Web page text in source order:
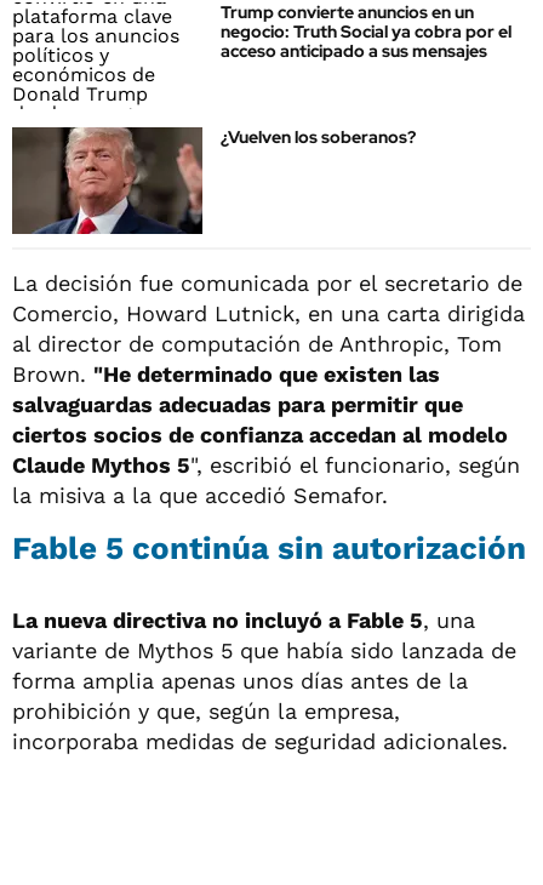
Trump convierte anuncios en un
negocio: Truth Social ya cobra por el
acceso anticipado a sus mensajes
¿Vuelven los soberanos?
La decisión fue comunicada por el secretario de
Comercio, Howard Lutnick, en una carta dirigida
al director de computación de Anthropic, Tom
Brown. "He determinado que existen las
salvaguardas adecuadas para permitir que
ciertos socios de confianza accedan al modelo
Claude Mythos 5", escribió el funcionario, según
la misiva a la que accedió Semafor.
Fable 5 continúa sin autorización
La nueva directiva no incluyó a Fable 5, una
variante de Mythos 5 que había sido lanzada de
forma amplia apenas unos días antes de la
prohibición y que, según la empresa,
incorporaba medidas de seguridad adicionales.